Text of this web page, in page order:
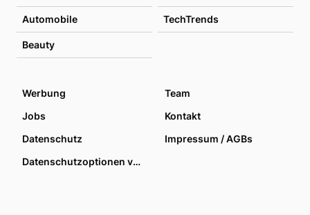
Automobile TechTrends
Beauty
Werbung
Team
Jobs
Kontakt
Datenschutz
Impressum / AGBs
Datenschutzoptionen verwalten